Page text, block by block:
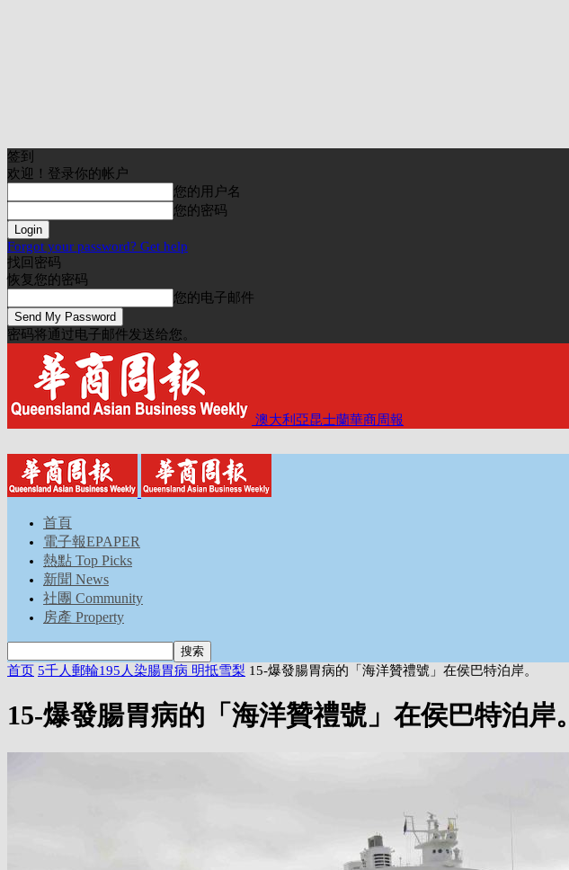
签到
欢迎！登录你的帐户
您的用户名
您的密码
Forgot your password? Get help
找回密码
恢复您的密码
您的电子邮件
密码将通过电子邮件发送给您。
澳大利亞昆士蘭華商周報
首頁
電子報EPAPER
熱點 Top Picks
新聞 News
社團 Community
房產 Property
首页 5千人郵輪195人染腸胃病 明抵雪梨 15-爆發腸胃病的「海洋贊禮號」在侯巴特泊岸。
15-爆發腸胃病的「海洋贊禮號」在侯巴特泊岸。